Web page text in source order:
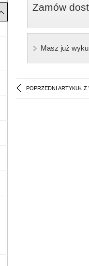
Zamów
Masz już
POPRZEDNI ARTYKUŁ Z